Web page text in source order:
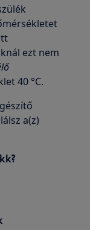
ezt nem
40 °C.
a(z)